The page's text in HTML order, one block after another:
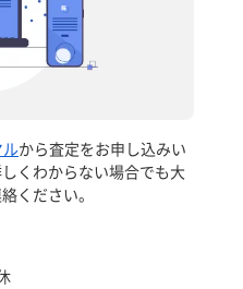
から査定をお申し込みい
くわからない場合でも大
ください。